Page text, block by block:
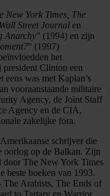
New York Times, The
Street Journal en
Anarchy” (1994) en zijn
” (1997)
het
Clinton een
eens was met Kaplan’s
vooraanstaande militaire
Agency, de Joint Staff
Agency en de CIA,
zakelijke fora.
schrijver die
oorlog op de Balkan. Zijn
door The New York Times
beste boeken van 1993.
Arabists, The Ends of
to Tartary en Warrior